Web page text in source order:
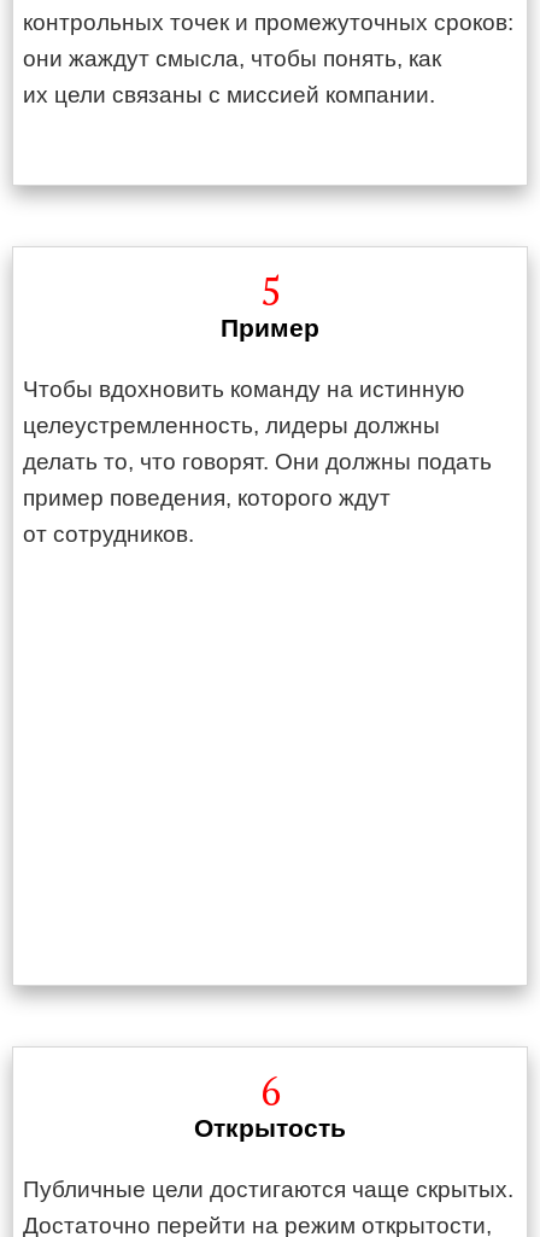
контрольных точек и промежуточных сроков:
они жаждут смысла, чтобы понять, как
их цели связаны с миссией компании.
5
Пример
Чтобы вдохновить команду на истинную
целеустремленность, лидеры должны
делать то, что говорят. Они должны подать
пример поведения, которого ждут
от сотрудников.
6
Открытость
Публичные цели достигаются чаще скрытых.
Достаточно перейти на режим открытости,